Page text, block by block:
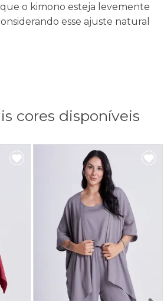
o kimono esteja levemente
esse ajuste natural
cores disponíveis